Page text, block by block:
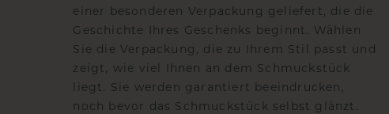
einer besonderen Verpackung geliefert, die die
Geschichte Ihres Geschenks beginnt. Wählen
Sie die Verpackung, die zu Ihrem Stil passt und
zeigt, wie viel Ihnen an dem Schmuckstück
liegt. Sie werden garantiert beeindrucken,
noch bevor das Schmuckstück selbst glänzt.